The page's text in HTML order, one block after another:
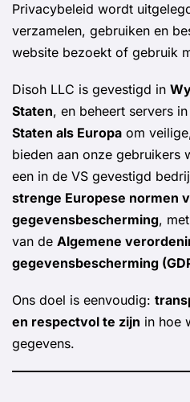
Privacybeleid wordt
verzamelen, gebruiken en
website bezoekt of gebruik
Disoh LLC is gevestigd in
Staten, en beheert servers in
Staten als Europa om
bieden aan onze gebruikers
een in de VS gevestigd
strenge Europese normen
gegevensbescherming,
van de Algemene
gegevensbescherming
Ons doel is eenvoudig:
en respectvol te zijn in hoe
gegevens.